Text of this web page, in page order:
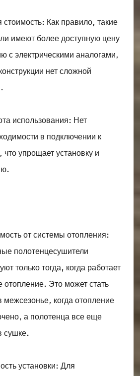
стоимость: Как правило, такие
имеют более доступную цену
с электрическими аналогами,
нет сложной
использования: Нет
в подключении к
что упрощает установку и
от системы отопления:
полотенцесушители
только тогда, когда работает
отопление. Это может стать
межсезонье, когда отопление
а полотенца все еще
сушке.
установки: Для